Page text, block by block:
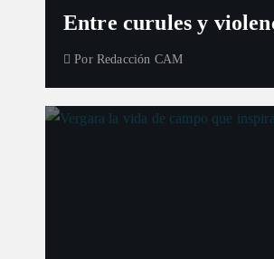
Entre curules y
Por Redacción CAM